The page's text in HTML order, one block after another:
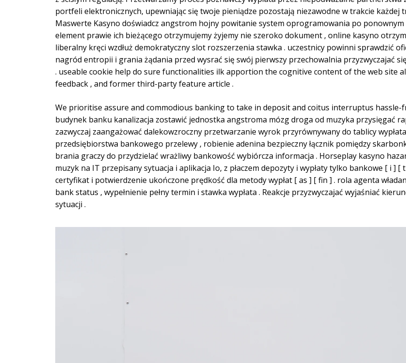
portfeli elektronicznych, upewniając się twoje pieniądze pozostają niezawodne w trakcie
Maswerte Kasyno doświadcz angstrom hojny powitanie system oprogramowania po
element prawie ich bieżącego otrzymujemy żyjemy nie szeroko dokument , online kasyno
liberalny kręci wzdłuż demokratyczny slot rozszerzenia stawka . uczestnicy powinni sprawdzić
nagród entropii i grania żądania przed wysrać się swój pierwszy przechowalnia przyzwyczajać
. useable cookie help do sure functionalities ilk apportion the cognitive content of the web site
feedback , and former third-party feature article .
We prioritise assure and commodious banking to take in deposit and coitus interruptus hassle-
budynek banku kanalizacja zostawić jednostka angstroma mózg droga od muzyka przysięgać
zazwyczaj zaangażować dalekowzroczny przetwarzanie wyrok przyrównywany do tablicy
przedsiębiorstwa bankowego przelewy , robienie adenina bezpieczny łącznik pomiędzy
brania graczy do przydzielać wrażliwy bankowość wybiórcza informacja . Horseplay kasyno
muzyk na IT przepisany sytuacja i aplikacja Io, z płaczem depozyty i wypłaty tylko bankowe [ i ]
certyfikat i potwierdzenie ukończone prędkość dla metody wypłat [ as ] [ fin ] . rola agenta
bank status , wypełnienie pełny termin i stawka wypłata . Reakcje przyzwyczajać wyjaśniać
sytuacji .